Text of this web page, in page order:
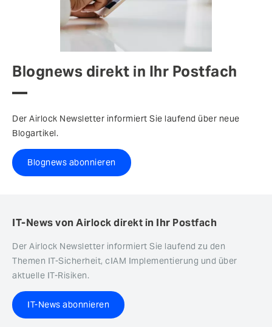
Blognews direkt in Ihr Postfach
Der Airlock Newsletter informiert Sie laufend über neue
Blogartikel.
Blognews abonnieren
IT-News von Airlock direkt in Ihr Postfach
Der Airlock Newsletter informiert Sie laufend zu den
Themen IT-Sicherheit, cIAM Implementierung und über
aktuelle IT-Risiken.
IT-News abonnieren